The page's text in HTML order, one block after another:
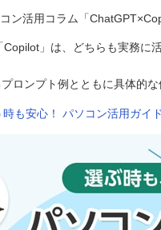
ン活用コラム「
Copilot」は、どちらも実務
ロンプト例とともに具体的
も安心！ パソコン活用ガイド